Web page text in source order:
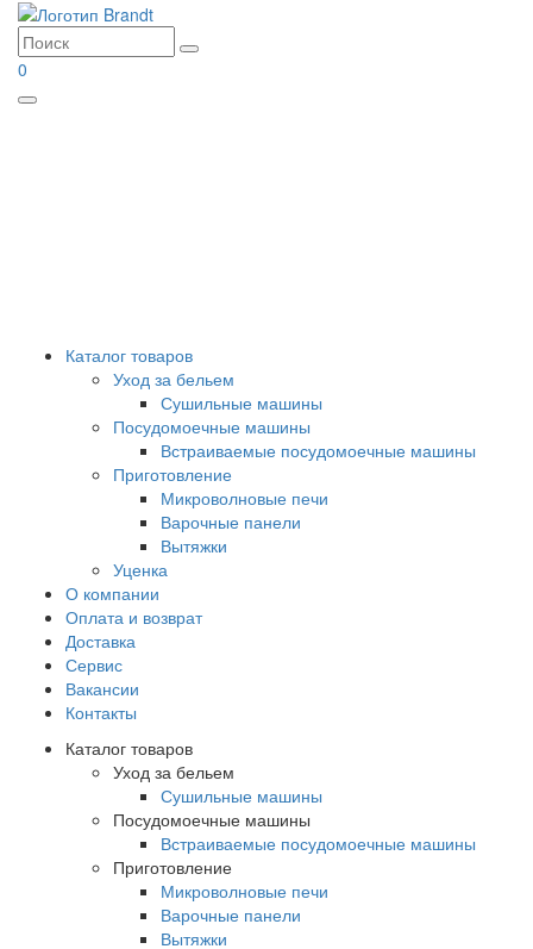
0
Menu
Каталог товаров
Уход за бельем
Сушильные машины
Посудомоечные машины
Встраиваемые посудомоечные машины
Приготовление
Микроволновые печи
Варочные панели
Вытяжки
Уценка
О компании
Оплата и возврат
Доставка
Сервис
Вакансии
Контакты
Каталог товаров
Уход за бельем
Сушильные машины
Посудомоечные машины
Встраиваемые посудомоечные машины
Приготовление
Микроволновые печи
Варочные панели
Вытяжки